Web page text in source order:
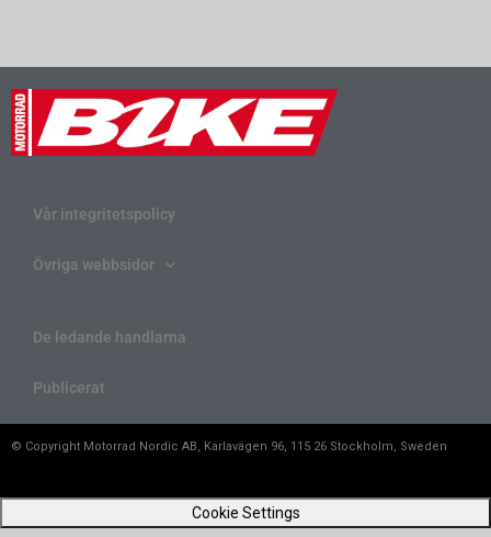
Vår integritetspolicy
Övriga webbsidor
De ledande handlarna
Publicerat
© Copyright Motorrad Nordic AB, Karlavägen 96, 115 26 Stockholm, Sweden
Cookie Settings